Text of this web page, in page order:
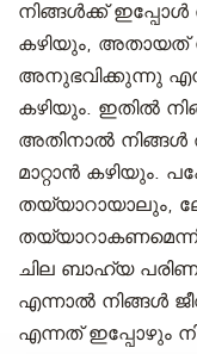
നിങ്ങൾക്ക് ഇപ്പോൾ
കഴിയും, അതായത്
അനുഭവിക്കുന്നു
കഴിയും. ഇതിൽ
അതിനാൽ നിങ്ങൾ
മാറ്റാൻ കഴിയും.
തയ്യാറായാലും,
ചില ബാഹ്യ
എന്നാൽ നിങ്ങൾ
എന്നത് ഇപ്പോഴും